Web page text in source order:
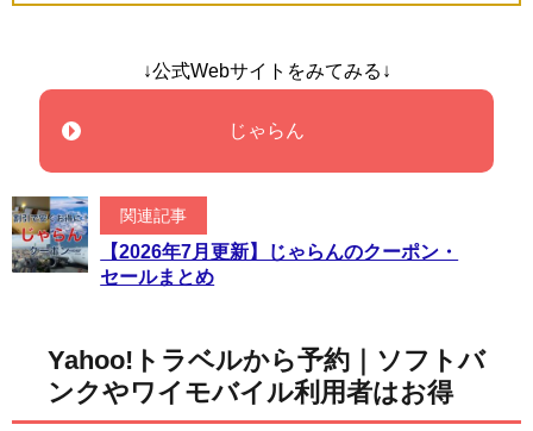
↓公式Webサイトをみてみる↓
じゃらん
関連記事
【2026年7月更新】じゃらんのクーポン・
セールまとめ
Yahoo!トラベルから予約｜ソフトバ
ンクやワイモバイル利用者はお得